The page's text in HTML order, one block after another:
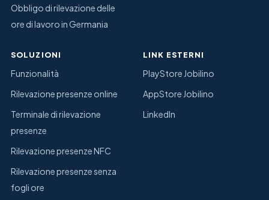
Obbligo di rilevazione delle
ore di lavoro in Germania
SOLUZIONI
Funzionalità
Rilevazione presenze online
Terminale di rilevazione
presenze
Rilevazione presenze NFC
Rilevazione presenze senza
fogli ore
LINK ESTERNI
PlayStore Jobilino
AppStore Jobilino
LinkedIn